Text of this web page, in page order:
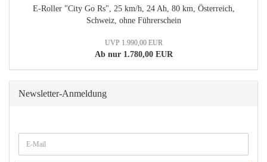
E-Roller "City Go Rs", 25 km/h, 24 Ah, 80 km, Österreich,
Schweiz, ohne Führerschein
UVP 1.990,00 EUR
Ab nur 1.780,00 EUR
Newsletter-Anmeldung
ZUR
NEWSLETTER-
E-
Mail